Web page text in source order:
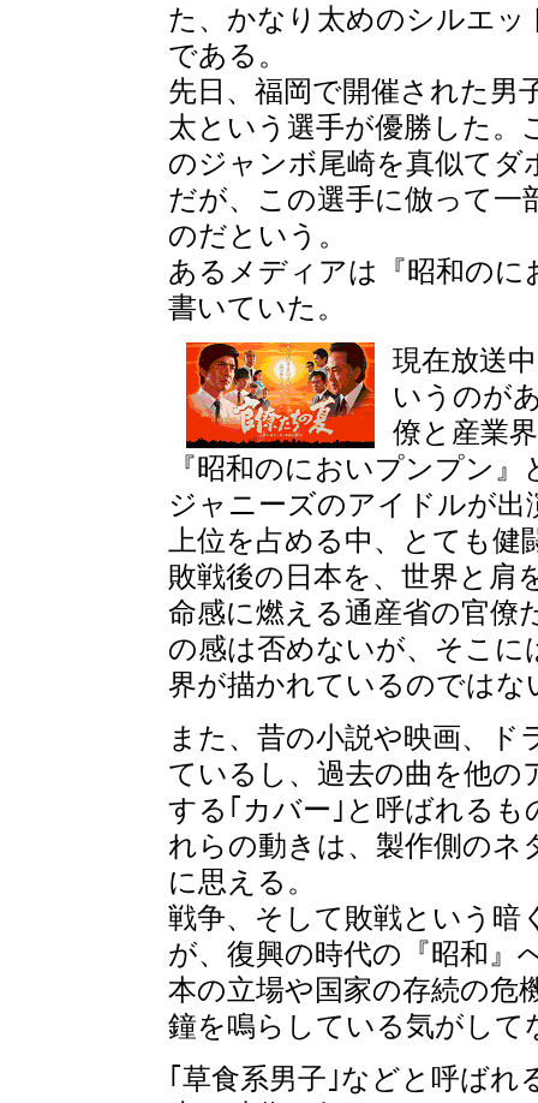
た、かなり太めのシルエ
である。
先日、福岡で開催された男
太という選手が優勝した。
のジャンボ尾崎を真似て
だが、この選手に倣って
のだという。
あるメディアは『昭和の
書いていた。
現在放送
いうのが
僚と産業
『昭和のにおいプンプン
ジャニーズのアイドルが
上位を占める中、とても
敗戦後の日本を、世界と肩
命感に燃える通産省の官僚
の感は否めないが、そこに
界が描かれているのではな
また、昔の小説や映画、
ているし、過去の曲を他
する｢カバー｣と呼ばれる
れらの動きは、製作側の
に思える。
戦争、そして敗戦という暗
が、復興の時代の『昭和』
本の立場や国家の存続の危
鐘を鳴らしている気がして
｢草食系男子｣などと呼ば